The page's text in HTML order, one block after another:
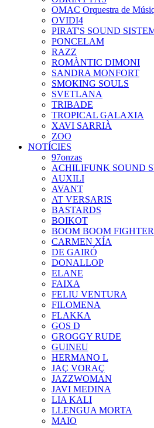
OMAC Orquestra de
OVIDI4
PIRAT'S SOUND
PONCELAM
RAZZ
ROMÀNTIC DIMONI
SANDRA MONFORT
SMOKING SOULS
SVETLANA
TRIBADE
TROPICAL GALAXIA
XAVI SARRIÀ
ZOO
NOTÍCIES
97onzas
ACHILIFUNK SOUND
AUXILI
AVANT
AT VERSARIS
BASTARDS
BOIKOT
BOOM BOOM
CARMEN XÍA
DE GAIRÓ
DONALLOP
ELANE
FAIXA
FELIU VENTURA
FILOMENA
FLAKKA
GOS D
GROGGY RUDE
GUINEU
HERMANO L
JAÇ VORAÇ
JAZZWOMAN
JAVI MEDINA
LIA KALI
LLENGUA MORTA
MAIO